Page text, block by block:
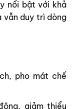
nổi bật với khả
vẫn duy trì dòng
pho mát chế
giảm thiểu